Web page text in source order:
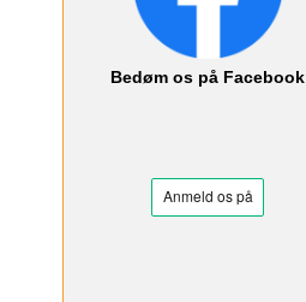
Bedøm os på Facebook